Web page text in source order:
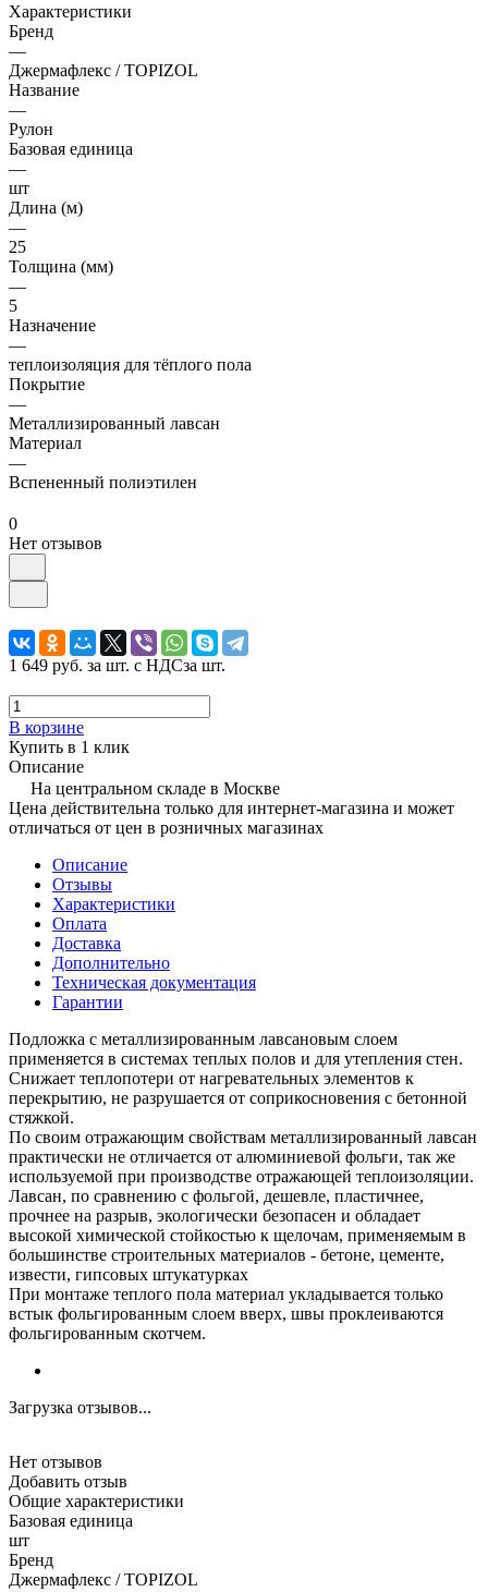
Характеристики
Бренд
—
Джермафлекс / TOPIZOL
Название
—
Рулон
Базовая единица
—
шт
Длина (м)
—
25
Толщина (мм)
—
5
Назначение
—
теплоизоляция для тёплого пола
Покрытие
—
Металлизированный лавсан
Материал
—
Вспененный полиэтилен
0
Нет отзывов
1 649 руб. за шт. с НДСза шт.
В корзине
Купить в 1 клик
Описание
На центральном складе в Москве
Цена действительна только для интернет-магазина и может
отличаться от цен в розничных магазинах
Описание
Отзывы
Характеристики
Оплата
Доставка
Дополнительно
Техническая документация
Гарантии
Подложка с металлизированным лавсановым слоем
применяется в системах теплых полов и для утепления стен.
Снижает теплопотери от нагревательных элементов к
перекрытию, не разрушается от соприкосновения с бетонной
стяжкой.
По своим отражающим свойствам металлизированный лавсан
практически не отличается от алюминиевой фольги, так же
используемой при производстве отражающей теплоизоляции.
Лавсан, по сравнению с фольгой, дешевле, пластичнее,
прочнее на разрыв, экологически безопасен и обладает
высокой химической стойкостью к щелочам, применяемым в
большинстве строительных материалов - бетоне, цементе,
извести, гипсовых штукатурках
При монтаже теплого пола материал укладывается только
встык фольгированным слоем вверх, швы проклеиваются
фольгированным скотчем.
Загрузка отзывов...
Нет отзывов
Добавить отзыв
Общие характеристики
Базовая единица
шт
Бренд
Джермафлекс / TOPIZOL